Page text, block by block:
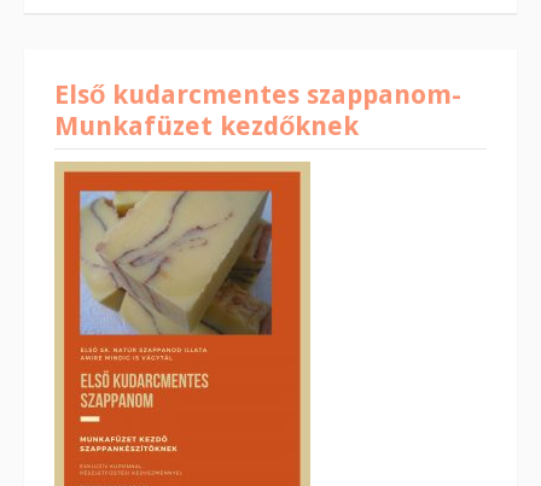
Első kudarcmentes szappanom-
Munkafüzet kezdőknek